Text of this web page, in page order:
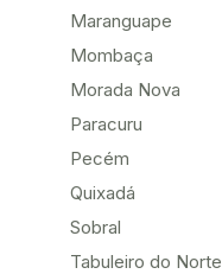
Maranguape
Mombaça
Morada Nova
Paracuru
Pecém
Quixadá
Sobral
Tabuleiro do Norte